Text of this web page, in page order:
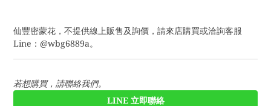
仙豐密蒙花，不提供線上販售及詢價，請來店購買或洽詢客服
Line：@wbg6889a。
若想購買，請聯絡我們。
LINE 立即聯絡